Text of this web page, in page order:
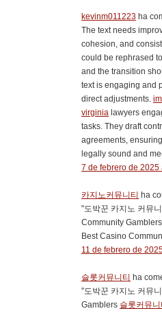
kevinm011223 ha
The text needs
cohesion, and
could be rephrased
and the transition
text is engaging and
direct adjustments.
virginia lawyers
tasks. They draft
agreements,
legally sound and
7 de febrero de 2025
카지노커뮤니티
ha
"도박꾼 카지노 커뮤
Community Gamblers
Best Casino
11 de febrero de
슬롯커뮤니티
ha
"도박꾼 카지노 커뮤
Gamblers 슬롯커뮤니